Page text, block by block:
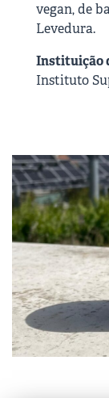
vegan, de
Levedura.
Instituição
Instituto